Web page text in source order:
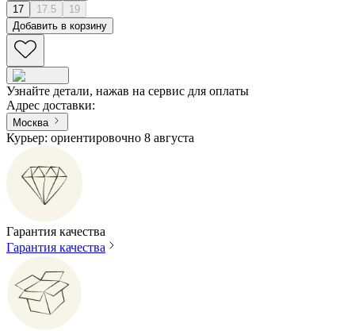
17
17.5
19
Добавить в корзину
Узнайте детали, нажав на сервис для оплаты
Адрес доставки:
Москва
Курьер: ориентировочно 8 августа
Гарантия качества
Гарантия качества